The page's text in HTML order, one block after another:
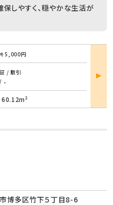
しやすく、穏やかな生活が
5,000円
/ 敷引
-
60.12m²
部屋
詳細
博多区竹下５丁目8-6